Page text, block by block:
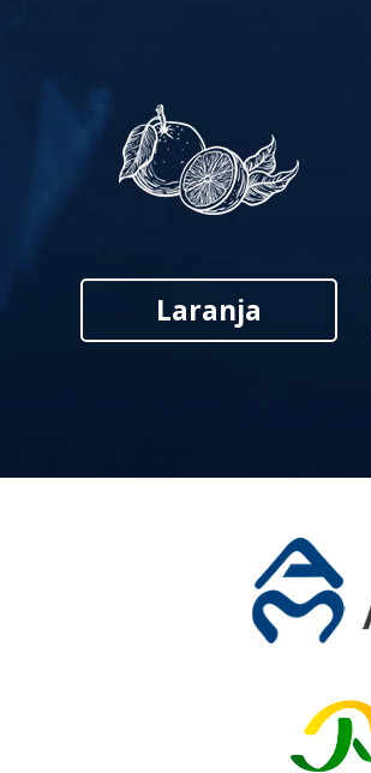
Laranja